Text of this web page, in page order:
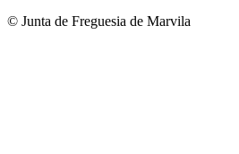
© Junta de Freguesia de Marvila